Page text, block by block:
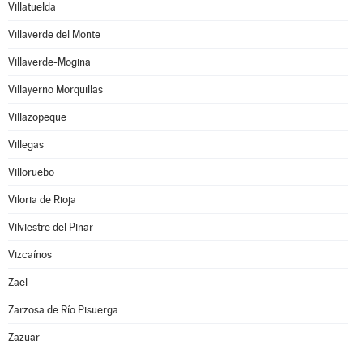
Villatuelda
Villaverde del Monte
Villaverde-Mogina
Villayerno Morquillas
Villazopeque
Villegas
Villoruebo
Viloria de Rioja
Vilviestre del Pinar
Vizcaínos
Zael
Zarzosa de Río Pisuerga
Zazuar